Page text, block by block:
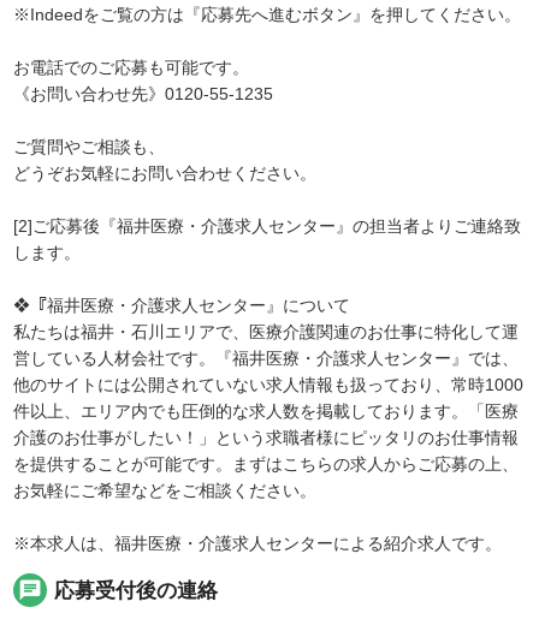
※Indeedをご覧の方は『応募先へ進むボタン』を押してください。
お電話でのご応募も可能です。
《お問い合わせ先》0120-55-1235
ご質問やご相談も、
どうぞお気軽にお問い合わせください。
[2]ご応募後『福井医療・介護求人センター』の担当者よりご連絡致
します。
❖『福井医療・介護求人センター』について
私たちは福井・石川エリアで、医療介護関連のお仕事に特化して運
営している人材会社です。『福井医療・介護求人センター』では、
他のサイトには公開されていない求人情報も扱っており、常時1000
件以上、エリア内でも圧倒的な求人数を掲載しております。「医療
介護のお仕事がしたい！」という求職者様にピッタリのお仕事情報
を提供することが可能です。まずはこちらの求人からご応募の上、
お気軽にご希望などをご相談ください。
※本求人は、福井医療・介護求人センターによる紹介求人です。
chat 応募受付後の連絡